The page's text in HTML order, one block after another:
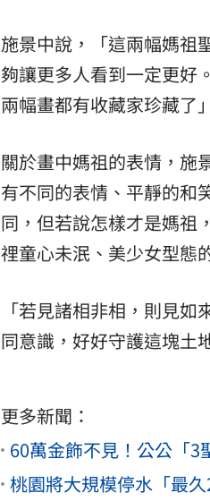
施景中說，「這兩幅媽祖
夠讓更多人看到一定更好
兩幅畫都有收藏家珍藏了
關於畫中媽祖的表情，施
有不同的表情、平靜的和
同，但若說怎樣才是媽祖
𥚃童心未泯、美少女型態
「若見諸相非相，則見
同意識，好好守護這塊土
更多新聞：
60萬金飾不見！公公「
桃園將大規模停水「最